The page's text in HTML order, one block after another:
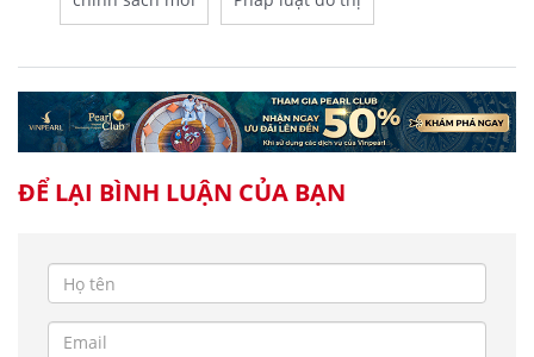
ĐỂ LẠI BÌNH LUẬN CỦA BẠN